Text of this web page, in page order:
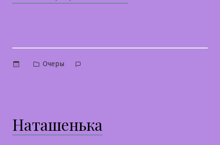
Опубликовано
Очеры
Наташенька